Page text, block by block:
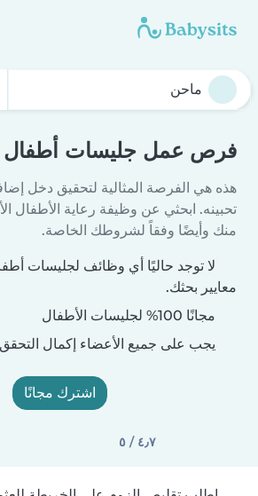
فرص عمل جليسات
هذه هي الفرصة المثالية لتحقيق دخل
تحبينه. ابحثي عن وظيفة رعاية الأطفال
منك وأيضًا وفقاً لشروطك الخاصة.
لا توجد حاليًا أي وظائف لجليسات
معايير بحثك.
مجانًا 100% لجليسات الأطفال
يجب على جميع الأعضاء إكمال التحقق
اشترك مجانًا
٤٫٧ / ٥